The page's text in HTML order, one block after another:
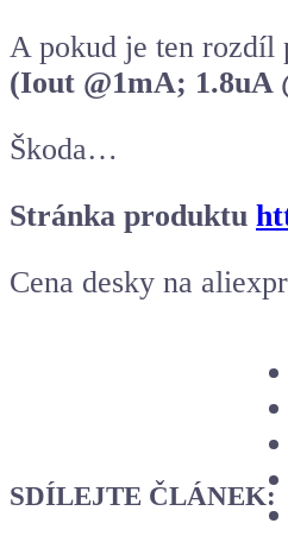
A pokud je ten rozdíl
(Iout @1mA; 1.8uA
Škoda…
Stránka produktu
Cena desky na
SDÍLEJTE ČLÁNEK: